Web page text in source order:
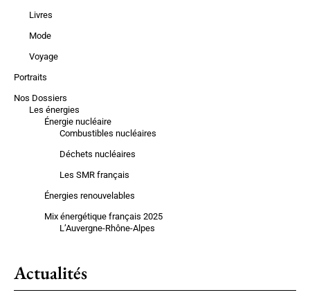
Livres
Mode
Voyage
Portraits
Nos Dossiers
Les énergies
Énergie nucléaire
Combustibles nucléaires
Déchets nucléaires
Les SMR français
Énergies renouvelables
Mix énergétique français 2025
L’Auvergne-Rhône-Alpes
Actualités